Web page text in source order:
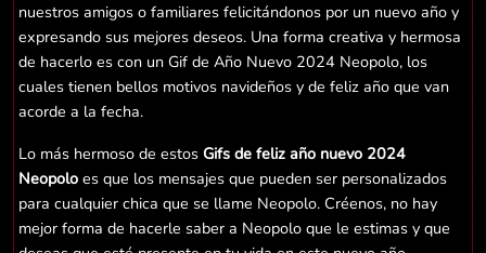
nuestros amigos o familiares felicitándonos por un nuevo año y
expresando sus mejores deseos. Una forma creativa y hermosa
de hacerlo es con un Gif de Año Nuevo 2024 Neopolo, los
cuales tienen bellos motivos navideños y de feliz año que van
acorde a la fecha.
Lo más hermoso de estos Gifs de feliz año nuevo 2024
Neopolo es que los mensajes que pueden ser personalizados
para cualquier chica que se llame Neopolo. Créenos, no hay
mejor forma de hacerle saber a Neopolo que le estimas y que